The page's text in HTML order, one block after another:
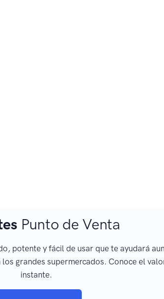
Punto de Venta
potente y fácil de usar que te ayudará
grandes supermercados. Conoce el
instante.